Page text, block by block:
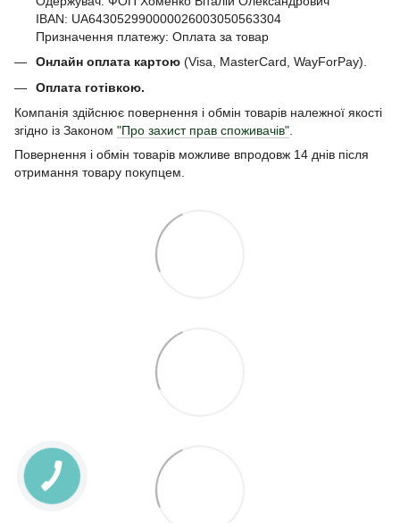
IBAN: UA643052990000026003050563304
Призначення платежу: Оплата за товар
Онлайн оплата картою (Visa, MasterCard, WayForPay).
Оплата готівкою.
Компанія здійснює повернення і обмін товарів належної якості
згідно із Законом "Про захист прав споживачів"
Повернення і обмін товарів можливе впродовж 14 днів після
отримання товару покупцем.